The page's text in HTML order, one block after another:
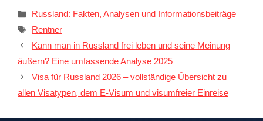
Kategorien
Russland: Fakten, Analysen und Informationsbeiträge
Schlagwörter
Rentner
Kann man in Russland frei leben und seine Meinung
äußern? Eine umfassende Analyse 2025
Visa für Russland 2026 – vollständige Übersicht zu
allen Visatypen, dem E-Visum und visumfreier Einreise